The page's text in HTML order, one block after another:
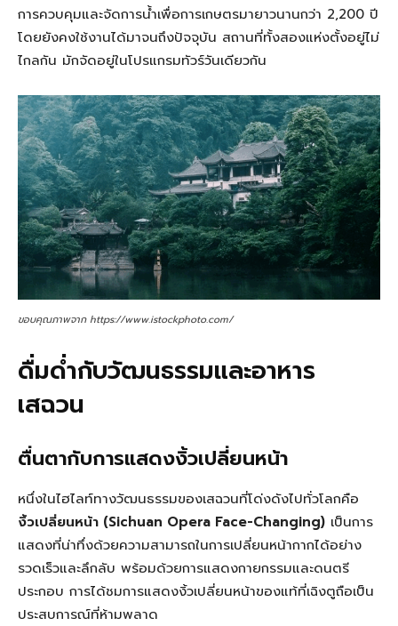
การควบคุมและจัดการน้ำเพื่อการเกษตรมายาวนานกว่า 2,200 ปี
โดยยังคงใช้งานได้มาจนถึงปัจจุบัน สถานที่ทั้งสองแห่งตั้งอยู่ไม่
ไกลกัน มักจัดอยู่ในโปรแกรมทัวร์วันเดียวกัน
ขอบคุณภาพจาก https://www.istockphoto.com/
ดื่มด่ำกับวัฒนธรรมและอาหาร
เสฉวน
ตื่นตากับการแสดงงิ้วเปลี่ยนหน้า
หนึ่งในไฮไลท์ทางวัฒนธรรมของเสฉวนที่โด่งดังไปทั่วโลกคือ
งิ้วเปลี่ยนหน้า (Sichuan Opera Face-Changing) เป็นการ
แสดงที่น่าทึ่งด้วยความสามารถในการเปลี่ยนหน้ากากได้อย่าง
รวดเร็วและลึกลับ พร้อมด้วยการแสดงกายกรรมและดนตรี
ประกอบ การได้ชมการแสดงงิ้วเปลี่ยนหน้าของแท้ที่เฉิงตูถือเป็น
ประสบการณ์ที่ห้ามพลาด